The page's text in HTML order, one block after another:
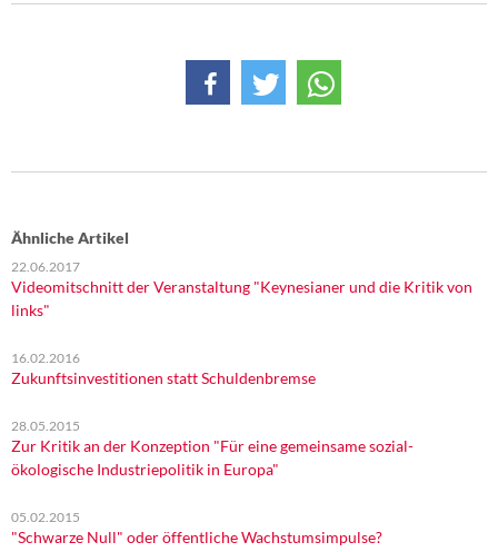
Memo-Gruppe
Institut Solidarische Moderne
Rosa-Luxemburg-Stiftung
Kontakt
Ähnliche Artikel
22.06.2017
Videomitschnitt der Veranstaltung "Keynesianer und die Kritik von
links"
16.02.2016
Zukunftsinvestitionen statt Schuldenbremse
28.05.2015
Zur Kritik an der Konzeption "Für eine gemeinsame sozial-
ökologische Industriepolitik in Europa"
05.02.2015
"Schwarze Null" oder öffentliche Wachstumsimpulse?